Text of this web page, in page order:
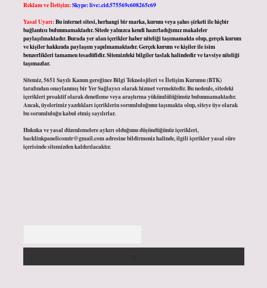
Reklam ve İletişim:Skype: live:.cid.575569c608265c69
Yasal Uyarı:Bu internet sitesi, herhangi bir marka, kurum veya şahıs şirketi ile hiçbir
bağlantısı bulunmamaktadır. Sitede yalnızca kendi hazırladığımız makaleler
paylaşılmaktadır. Burada yer alan içerikler haber niteliği taşımamakta olup, gerçek kurum
ve kişiler hakkında paylaşım yapılmamaktadır. Gerçek kurum ve kişiler ile isim
benzerlikleri tamamen tesadüfidir. Sitemizdeki bilgiler taslak halindedir ve tavsiye niteliği
taşımazlar.
Sitemiz, 5651 Sayılı Kanun gereğince Bilgi Teknolojileri ve İletişim Kurumu (BTK)
tarafından onaylanmış bir Yer Sağlayıcı olarak hizmet vermektedir. Bu nedenle, sitedeki
içerikleri proaktif olarak denetleme veya araştırma yükümlülüğümüz bulunmamaktadır.
Ancak, üyelerimiz yazdıkları içeriklerin sorumluluğunu taşımakta olup, siteye üye olarak
bu sorumluluğu kabul etmiş sayılırlar.
Hukuka ve yasal düzenlemelere aykırı olduğunu düşündüğünüz içerikleri,
backlinkpanelicomtr@gmail.comadresine bildirmeniz halinde, ilgili içerikler yasal süre
içerisinde sitemizden kaldırılacaktır.